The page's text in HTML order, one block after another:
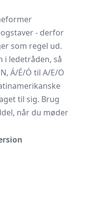
- derfor
som regel ud.
i ledetråden, så
Á/É/Ó til A/E/O
til sig. Brug
når du møder